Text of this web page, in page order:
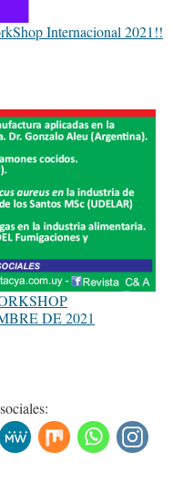
Internacional 2021!!
DE 2021